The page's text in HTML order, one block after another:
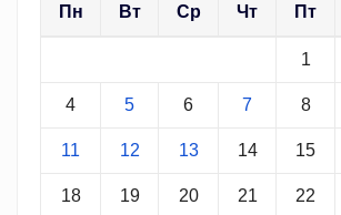
Пн Вт Ср Чт Пт
1
4 5 6 7 8
11 12 13 14 15
18 19 20 21 22